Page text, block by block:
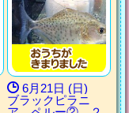
6月21日 (日)
ブラックピラニ